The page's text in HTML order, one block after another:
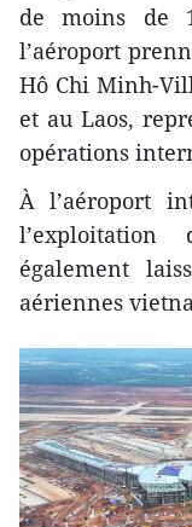
de moins de
l’aéroport
Hô Chi Minh-
et au Laos,
opérations
À l’aéroport
l’exploitation
également
aériennes